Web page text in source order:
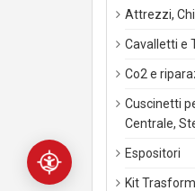
Attrezzi,
Cavalletti e
Co2 e
Cuscinetti
Centrale,
Espositori
Kit